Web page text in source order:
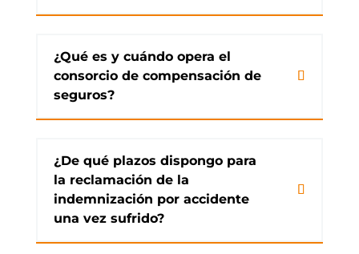
¿Qué es y cuándo opera el
consorcio de compensación de
seguros?
¿De qué plazos dispongo para
la reclamación de la
indemnización por accidente
una vez sufrido?